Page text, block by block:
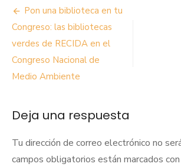
Navegación
de
entradas
Pon una biblioteca en tu
Congreso: las bibliotecas
verdes de RECIDA en el
Congreso Nacional de
Medio Ambiente
Deja una respuesta
Tu dirección de correo electrónico no
campos obligatorios están marcados con